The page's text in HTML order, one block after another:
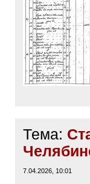
Тема:
7.04.2026, 10:01